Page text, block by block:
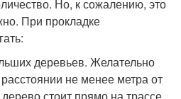
Но, к сожалению, это
При прокладке
деревьев. Желательно
не менее метра от